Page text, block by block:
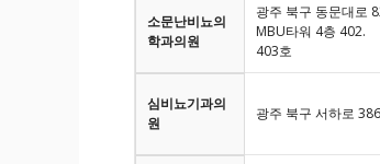
소문난비뇨의
학과의원
광주 북구 동문대로
MBU타워 4층 402.
403호
심비뇨기과의
원
광주 북구 서하로 386